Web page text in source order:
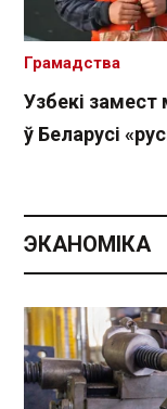
Узбекі замест
ў Беларусі
Грамадства
ЭКАНОМІКА